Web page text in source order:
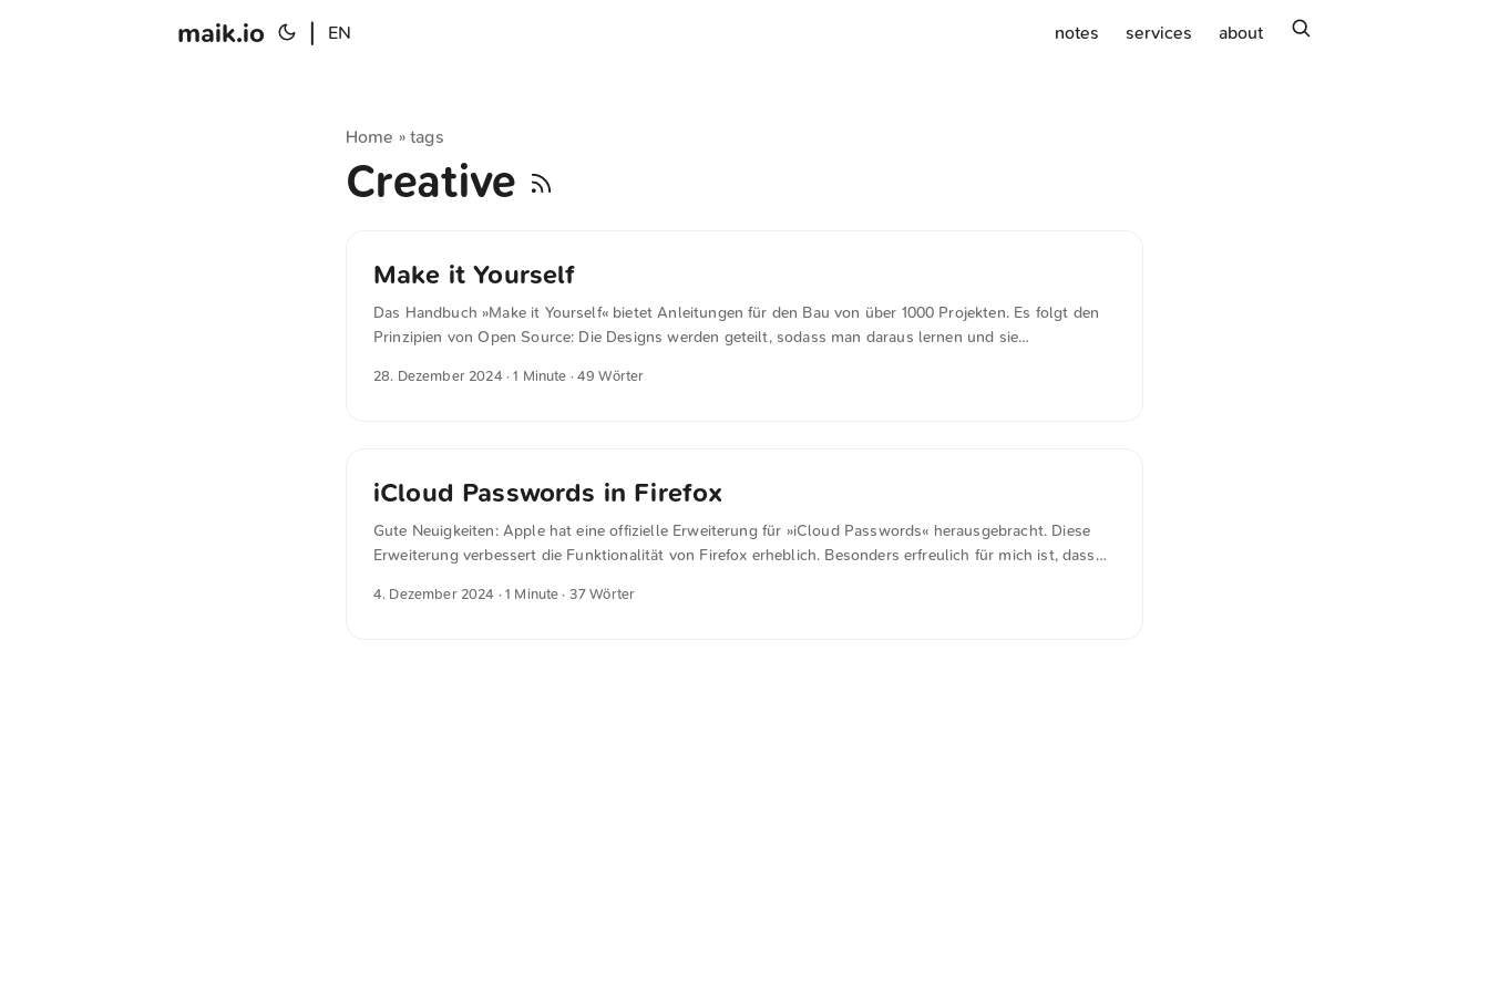
maik.io EN notes services about
Home »tags
Creative
Make it Yourself
Das Handbuch »Make it Yourself« bietet Anleitungen für den Bau von über 1000 Projekten. Es folgt den
Prinzipien von Open Source: Die Designs werden geteilt, sodass man daraus lernen und sie
die gemeinsame Nutzung fördert.
28. Dezember 2024 · 1 Minute · 49 Wörter
iCloud Passwords in Firefox
Gute Neuigkeiten: Apple hat eine offizielle Erweiterung für »iCloud Passwords« herausgebracht. Diese
Erweiterung verbessert die Funktionalität von Firefox erheblich. Besonders erfreulich für mich ist, dass
4. Dezember 2024 · 1 Minute · 37 Wörter